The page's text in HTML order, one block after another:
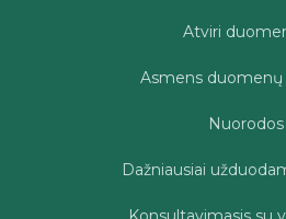
Atviri
Asmens duomenų
Nuorodos
Dažniausiai